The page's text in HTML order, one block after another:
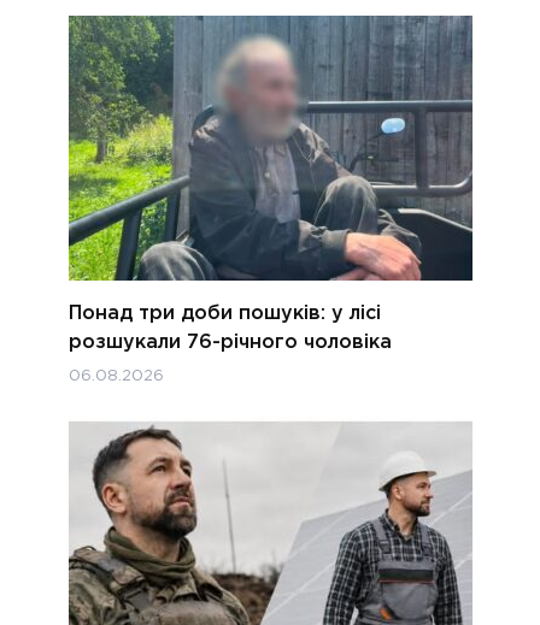
Понад три доби пошуків: у лісі
розшукали 76-річного чоловіка
06.08.2026